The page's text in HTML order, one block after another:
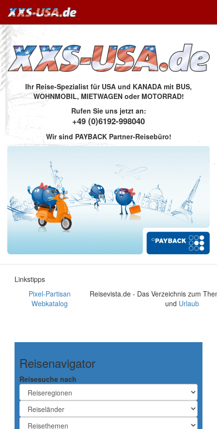
Ihr Reise-Spezialist für USA und KANADA mit BUS,
WOHNMOBIL, MIETWAGEN oder MOTORRAD!
Rufen Sie uns jetzt an:
+49 (0)6192-998040
Wir sind PAYBACK Partner-Reisebüro!
Linkstipps
Pixel-Partisan
Webkatalog
Reisevista.de - Das Verzeichnis zum
und Urlaub
Reisenavigator
Reisesuche nach